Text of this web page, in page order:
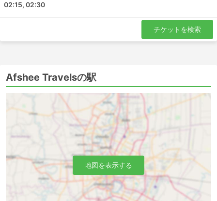
メイラドゥトゥライ
チェンナイ - ポンディシェリ
ポンディシェリ - チェンナイ
チェンナイ - マイラドゥトゥライ
チェンナイ - カッダロール
チェンナイ - チダンバラム
コーヤンブットゥール - ティルチラーパッリ
ティルチラーパッリ - コーヤンブットゥール
タンジャーヴール - コーヤンブットゥール
コーヤンブットゥール - タンジャーヴール
カーライッカール - ポンディシェリ
02:15, 02:30
チケットを検索
Afshee Travelsの駅
地図を表示する